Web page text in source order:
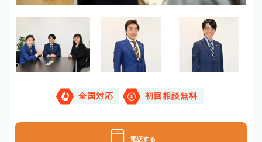
全国対応 初回相談無料
電話する